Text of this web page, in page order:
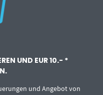
UND EUR 10.- *
und Angebot von